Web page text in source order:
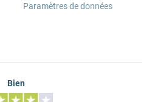
Paramètres de données
Bien